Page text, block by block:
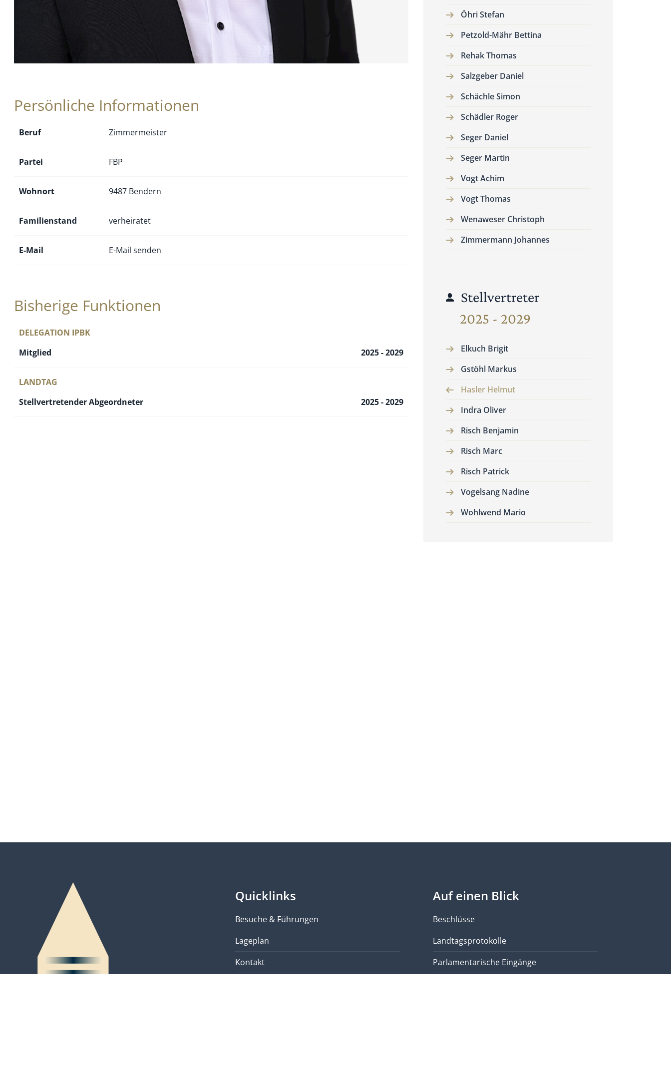
Persönliche Informationen
Beruf Zimmermeister
Partei FBP
Wohnort 9487 Bendern
Familienstand verheiratet
E-Mail E-Mail senden
Bisherige Funktionen
DELEGATION IPBK
Mitglied
2025 - 2029
LANDTAG
Stellvertretender Abgeordneter
2025 - 2029
Öhri Stefan
Petzold-Mähr Bettina
Rehak Thomas
Salzgeber Daniel
Schächle Simon
Schädler Roger
Seger Daniel
Seger Martin
Vogt Achim
Vogt Thomas
Wenaweser Christoph
Zimmermann Johannes
Stellvertreter
2025 - 2029
Elkuch Brigit
Gstöhl Markus
Hasler Helmut
Indra Oliver
Risch Benjamin
Risch Marc
Risch Patrick
Vogelsang Nadine
Wohlwend Mario
Quicklinks
Besuche & Führungen
Lageplan
Kontakt
Auf einen Blick
Beschlüsse
Landtagsprotokolle
Parlamentarische Eingänge